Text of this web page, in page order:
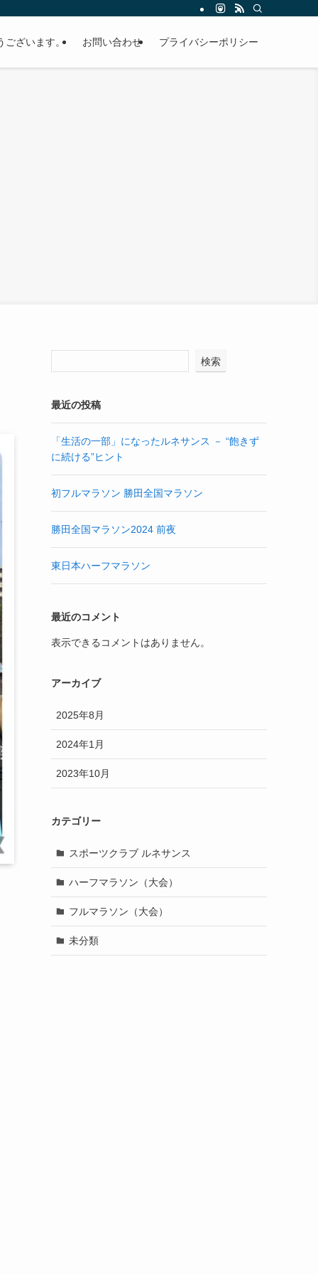
ございます。 お問い合わせ プライバシーポリシー
検索
最近の投稿
「生活の一部」になったルネサンス － “飽きず
に続ける”ヒント
初フルマラソン 勝田全国マラソン
勝田全国マラソン2024 前夜
東日本ハーフマラソン
最近のコメント
表示できるコメントはありません。
アーカイブ
2025年8月
2024年1月
2023年10月
カテゴリー
スポーツクラブ ルネサンス
ハーフマラソン（大会）
フルマラソン（大会）
未分類